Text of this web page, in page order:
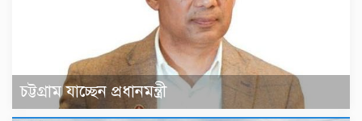
চট্টগ্রাম যাচ্ছেন প্রধানমন্ত্রী